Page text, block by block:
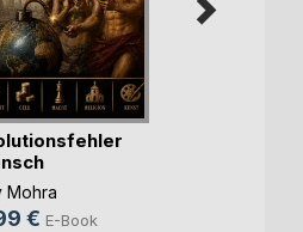
Mohra
€ E-Book